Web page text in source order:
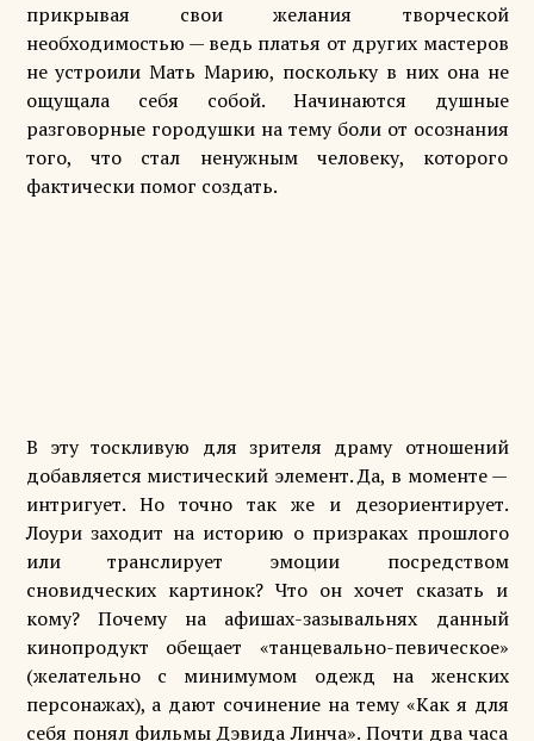
прикрывая свои желания творческой
необходимостью — ведь платья от других мастеров
не устроили Мать Марию, поскольку в них она не
ощущала себя собой. Начинаются душные
разговорные городушки на тему боли от осознания
того, что стал ненужным человеку, которого
фактически помог создать.
В эту тоскливую для зрителя драму отношений
добавляется мистический элемент. Да, в моменте —
интригует. Но точно так же и дезориентирует.
Лоури заходит на историю о призраках прошлого
или транслирует эмоции посредством
сновидческих картинок? Что он хочет сказать и
кому? Почему на афишах-зазывальнях данный
кинопродукт обещает «танцевально-певическое»
(желательно с минимумом одежд на женских
персонажах), а дают сочинение на тему «Как я для
себя понял фильмы Дэвида Линча». Почти два часа